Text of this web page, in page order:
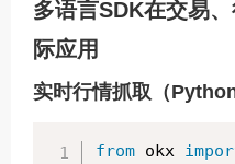
多语言SDK在交易
际应用
实时行情抓取（Python
from okx